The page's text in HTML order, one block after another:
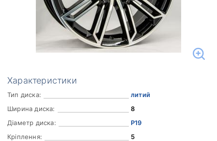
Характеристики
Тип диска:
литий
Ширина диска:
8
Діаметр диска:
Р19
Кріплення:
5